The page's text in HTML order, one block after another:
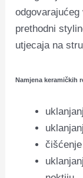
prethodni
utjecaja na
Namjena keramičkih